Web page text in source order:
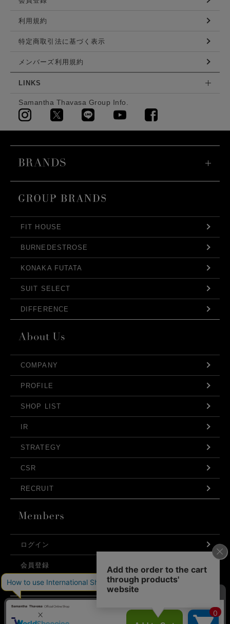
利用規約
特定商取引法に基づく表示
メンバーズ利用規約
LINKS
Samantha Thavasa Group Info.
FIT HOUSE
BURNEDESTROSE
KONAKA FUTATA
SUIT SELECT
DIFFERENCE
COMPANY
PROFILE
SHOP LIST
IR
STRATEGY
CSR
RECRUIT
ログイン
会員登録
利用規約
お問い合わせ
弊社はCookieを利用し、Webの利便性向上に努め